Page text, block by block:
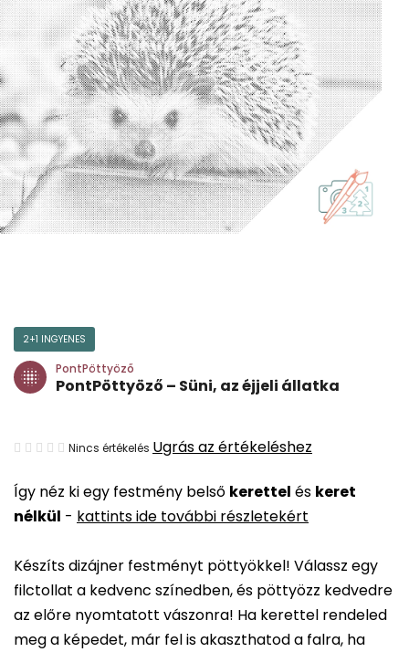
Így néz ki egy festmény belső kerettel és keret
nélkül - kattints ide további részletekért
Készíts dizájner festményt pöttyökkel! Válassz egy
filctollat a kedvenc színedben, és pöttyözz kedvedre
az előre nyomtatott vászonra! Ha kerettel rendeled
meg a képedet, már fel is akaszthatod a falra, ha
2+1 INGYENES
PontPöttyöző
PontPöttyöző – Süni, az éjjeli állatka
A
átlagos
értékelése
ből
0,0
csillag.
Nincs értékelés Ugrás az értékeléshez